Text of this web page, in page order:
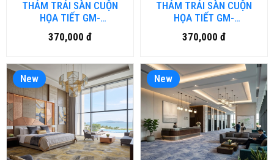
THẢM TRẢI SÀN CUỘN
HỌA TIẾT GM-
BRD4.DULUXURY-HNM
370,000 đ
THẢM TRẢI SÀN CUỘN
HỌA TIẾT GM-
BRD3.DULUXURY-HNM
370,000 đ
New New